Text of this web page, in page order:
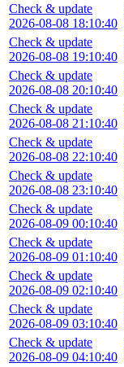
Check & update
2026-08-08 18:10:40
Check & update
2026-08-08 19:10:40
Check & update
2026-08-08 20:10:40
Check & update
2026-08-08 21:10:40
Check & update
2026-08-08 22:10:40
Check & update
2026-08-08 23:10:40
Check & update
2026-08-09 00:10:40
Check & update
2026-08-09 01:10:40
Check & update
2026-08-09 02:10:40
Check & update
2026-08-09 03:10:40
Check & update
2026-08-09 04:10:40